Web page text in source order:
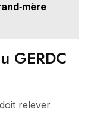
GERDC
relever